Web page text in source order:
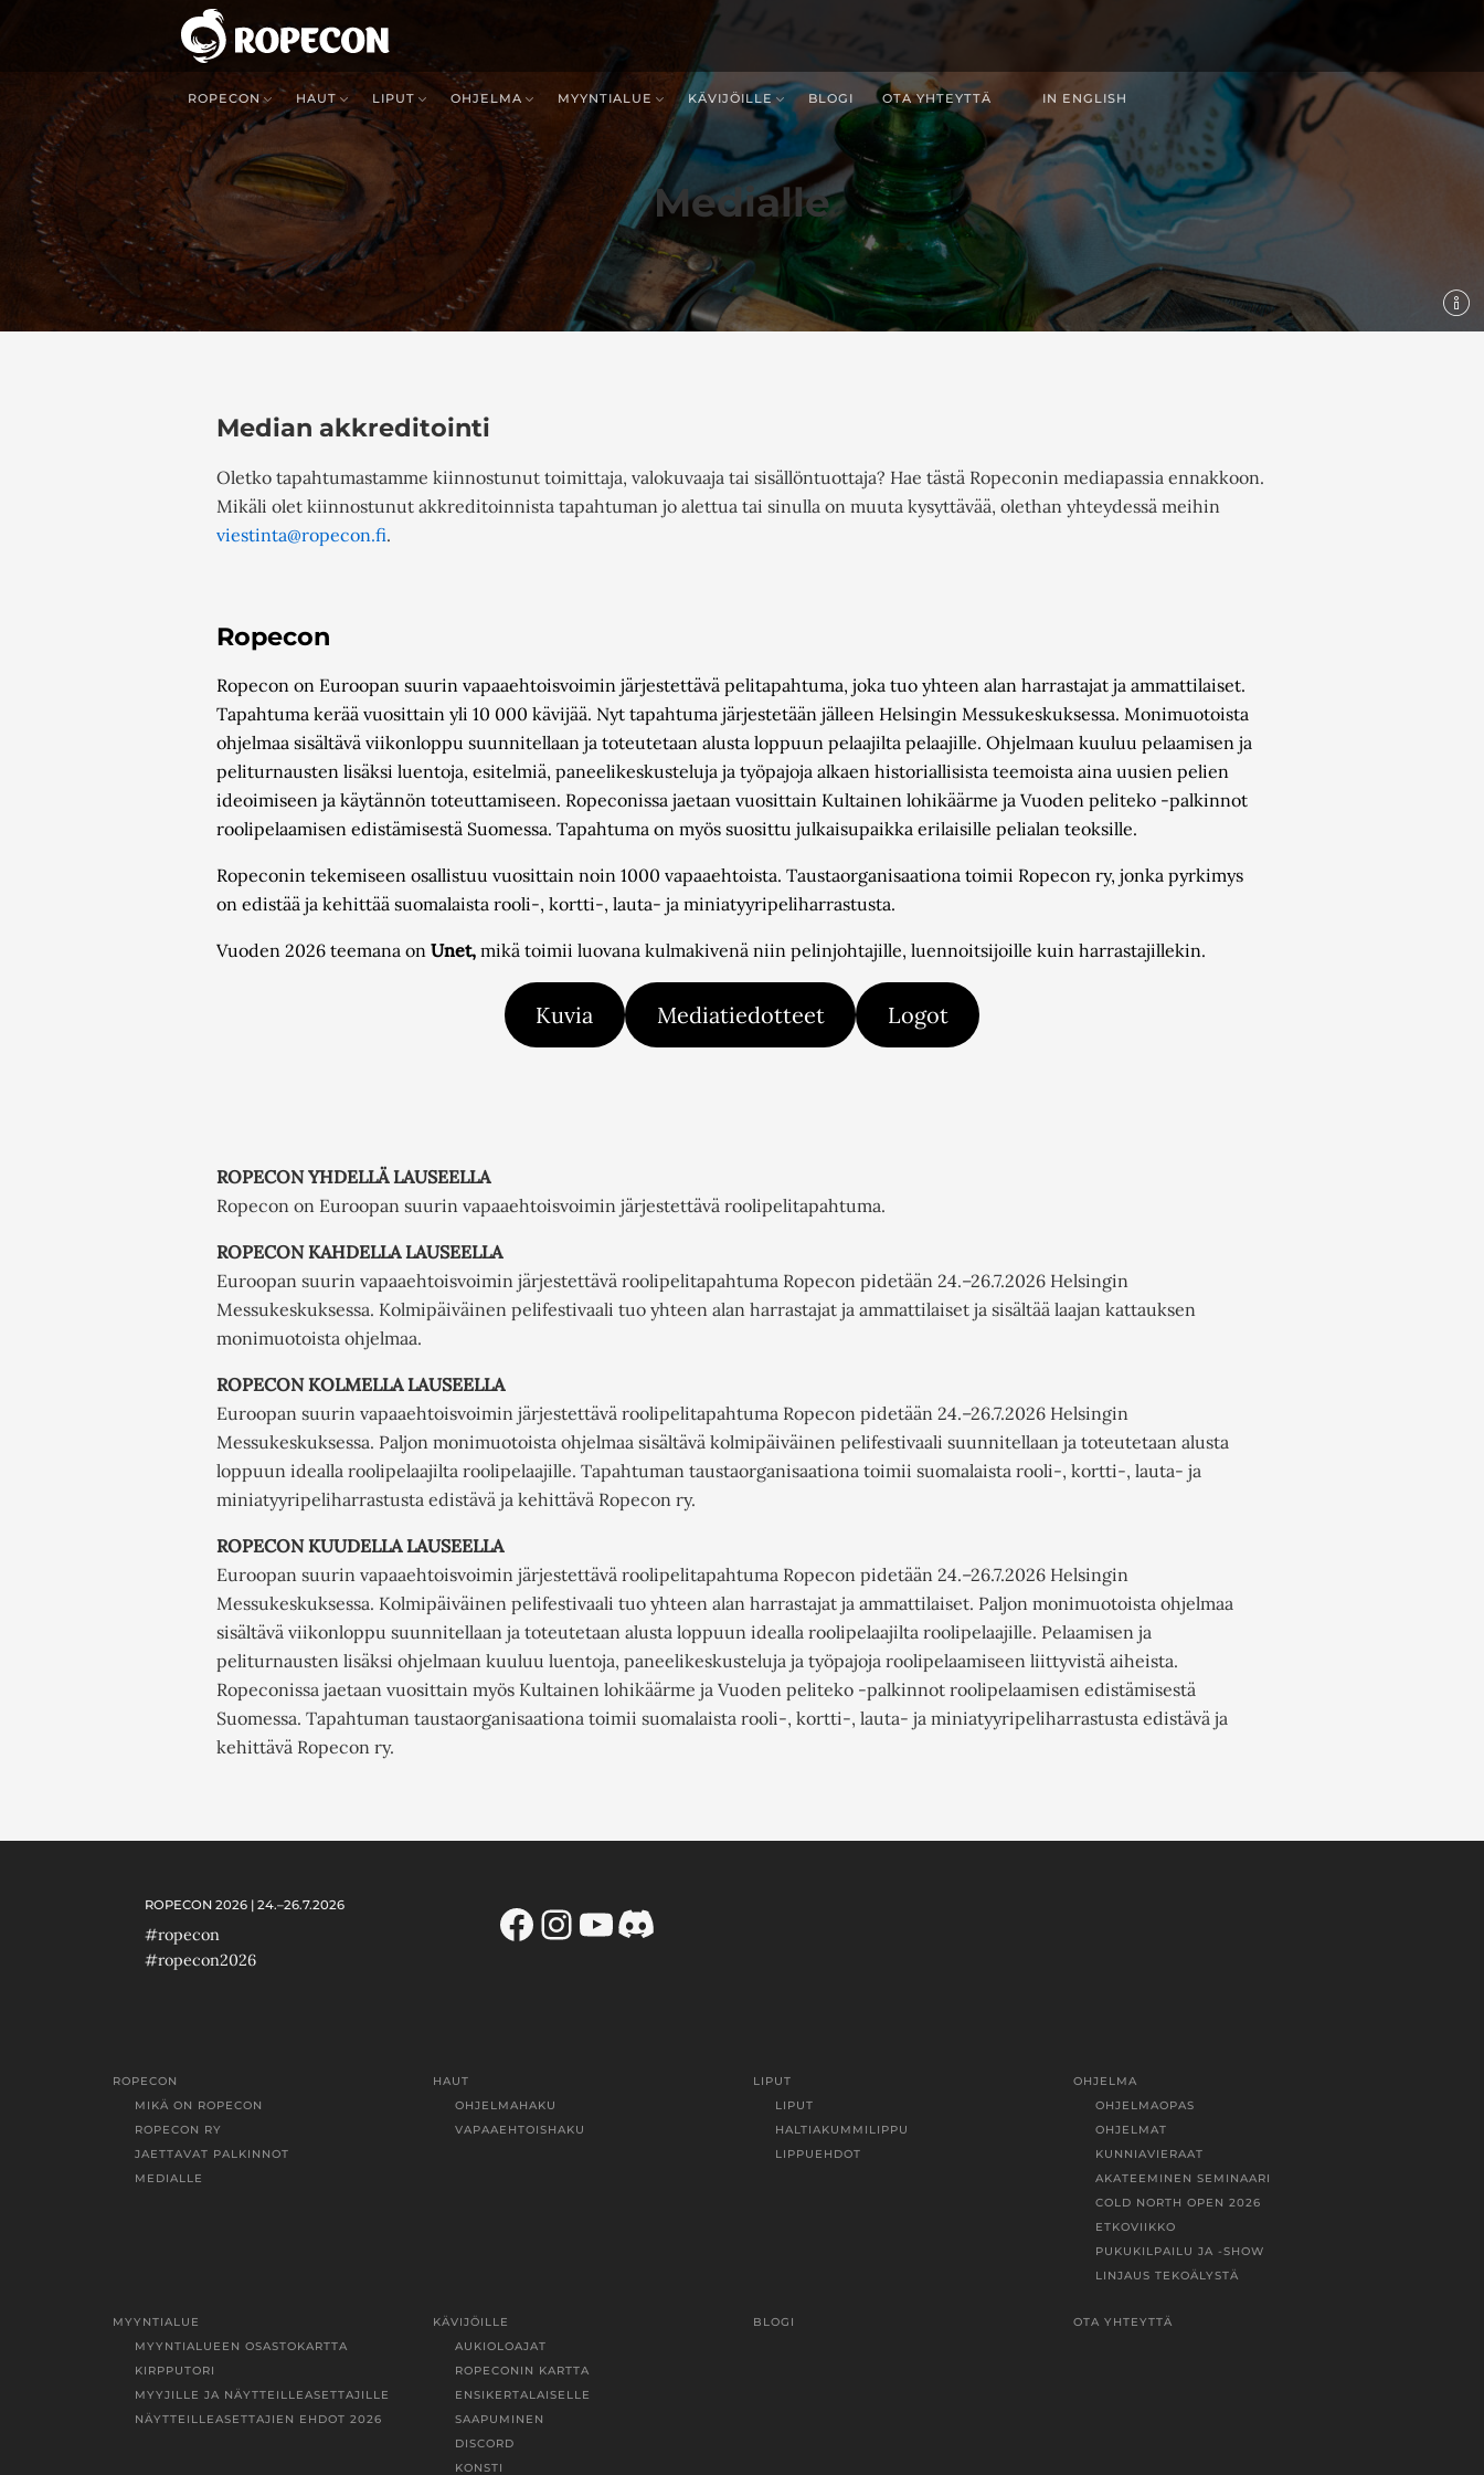
ROPECON HAUT LIPUT OHJELMA MYYNTIALUE KÄVIJÖILLE BLOGI OTA YHTEYTTÄ IN ENGLISH
Medialle
Median akkreditointi
Oletko tapahtumastamme kiinnostunut toimittaja, valokuvaaja tai sisällöntuottaja? Hae tästä Ropeconin mediapassia ennakkoon.
Mikäli olet kiinnostunut akkreditoinnista tapahtuman jo alettua tai sinulla on muuta kysyttävää, olethan yhteydessä meihin
viestinta@ropecon.fi.
Ropecon
Ropecon on Euroopan suurin vapaaehtoisvoimin järjestettävä pelitapahtuma, joka tuo yhteen alan harrastajat ja ammattilaiset.
Tapahtuma kerää vuosittain yli 10 000 kävijää. Nyt tapahtuma järjestetään jälleen Helsingin Messukeskuksessa. Monimuotoista
ohjelmaa sisältävä viikonloppu suunnitellaan ja toteutetaan alusta loppuun pelaajilta pelaajille. Ohjelmaan kuuluu pelaamisen ja
peliturnausten lisäksi luentoja, esitelmiä, paneelikeskusteluja ja työpajoja alkaen historiallisista teemoista aina uusien pelien
ideoimiseen ja käytännön toteuttamiseen. Ropeconissa jaetaan vuosittain Kultainen lohikäärme ja Vuoden peliteko -palkinnot
roolipelaamisen edistämisestä Suomessa. Tapahtuma on myös suosittu julkaisupaikka erilaisille pelialan teoksille.
Ropeconin tekemiseen osallistuu vuosittain noin 1000 vapaaehtoista. Taustaorganisaationa toimii Ropecon ry, jonka pyrkimys
on edistää ja kehittää suomalaista rooli-, kortti-, lauta- ja miniatyyripeliharrastusta.
Vuoden 2026 teemana onUnet, mikä toimii luovana kulmakivenä niin pelinjohtajille, luennoitsijoille kuin harrastajillekin.
Kuvia Mediatiedotteet Logot
ROPECON YHDELLÄ LAUSEELLA
Ropecon on Euroopan suurin vapaaehtoisvoimin järjestettävä roolipelitapahtuma.
ROPECON KAHDELLA LAUSEELLA
Euroopan suurin vapaaehtoisvoimin järjestettävä roolipelitapahtuma Ropecon pidetään 24.–26.7.2026 Helsingin
Messukeskuksessa. Kolmipäiväinen pelifestivaali tuo yhteen alan harrastajat ja ammattilaiset ja sisältää laajan kattauksen
monimuotoista ohjelmaa.
ROPECON KOLMELLA LAUSEELLA
Euroopan suurin vapaaehtoisvoimin järjestettävä roolipelitapahtuma Ropecon pidetään 24.–26.7.2026 Helsingin
Messukeskuksessa. Paljon monimuotoista ohjelmaa sisältävä kolmipäiväinen pelifestivaali suunnitellaan ja toteutetaan alusta
loppuun idealla roolipelaajilta roolipelaajille. Tapahtuman taustaorganisaationa toimii suomalaista rooli-, kortti-, lauta- ja
miniatyyripeliharrastusta edistävä ja kehittävä Ropecon ry.
ROPECON KUUDELLA LAUSEELLA
Euroopan suurin vapaaehtoisvoimin järjestettävä roolipelitapahtuma Ropecon pidetään 24.–26.7.2026 Helsingin
Messukeskuksessa. Kolmipäiväinen pelifestivaali tuo yhteen alan harrastajat ja ammattilaiset. Paljon monimuotoista ohjelmaa
sisältävä viikonloppu suunnitellaan ja toteutetaan alusta loppuun idealla roolipelaajilta roolipelaajille. Pelaamisen ja
peliturnausten lisäksi ohjelmaan kuuluu luentoja, paneelikeskusteluja ja työpajoja roolipelaamiseen liittyvistä aiheista.
Ropeconissa jaetaan vuosittain myös Kultainen lohikäärme ja Vuoden peliteko -palkinnot roolipelaamisen edistämisestä
Suomessa. Tapahtuman taustaorganisaationa toimii suomalaista rooli-, kortti-, lauta- ja miniatyyripeliharrastusta edistävä ja
kehittävä Ropecon ry.
ROPECON 2026 | 24.–26.7.2026
#ropecon
#ropecon2026
Facebook
Instagram
YouTube
Discord
ROPECON
MIKÄ ON ROPECON
ROPECON RY
JAETTAVAT PALKINNOT
MEDIALLE
HAUT
OHJELMAHAKU
VAPAAEHTOISHAKU
LIPUT
LIPUT
HALTIAKUMMILIPPU
LIPPUEHDOT
OHJELMA
OHJELMAOPAS
OHJELMAT
KUNNIAVIERAAT
AKATEEMINEN SEMINAARI
COLD NORTH OPEN 2026
ETKOVIIKKO
PUKUKILPAILU JA -SHOW
LINJAUS TEKOÄLYSTÄ
MYYNTIALUE
MYYNTIALUEEN OSASTOKARTTA
KIRPPUTORI
MYYJILLE JA NÄYTTEILLEASETTAJILLE
NÄYTTEILLEASETTAJIEN EHDOT 2026
KÄVIJÖILLE
AUKIOLOAJAT
ROPECONIN KARTTA
ENSIKERTALAISELLE
SAAPUMINEN
DISCORD
KONSTI
BLOGI OTA YHTEYTTÄ